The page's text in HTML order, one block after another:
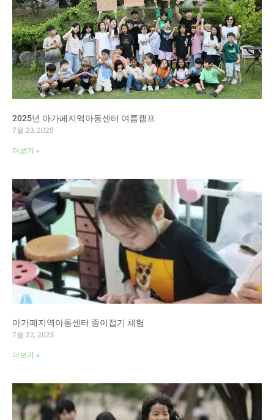
2025년 아가페지역아동센터 여름캠프
7월 23, 2025
더보기 »
아가페지역아동센터 종이접기 체험
7월 22, 2025
더보기 »